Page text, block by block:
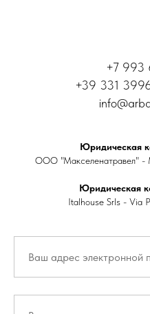
+7 993
+39 331
Юридическая
ООО "Макселенатравел" -
Юридическая
Italhouse Srls - Via